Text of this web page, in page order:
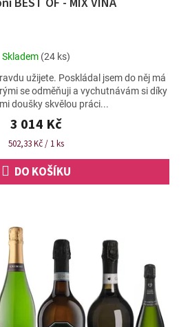
Průměrné
produktu
je
4,9
z
5
hvězdiček.
Skladem (24 ks)
3 014 Kč
Měrná
502,33 Kč / 1 ks
DO KOŠÍKU
užijete. Poskládal jsem do něj má
se odměňuji a vychutnávám si díky
doušky skvělou práci...